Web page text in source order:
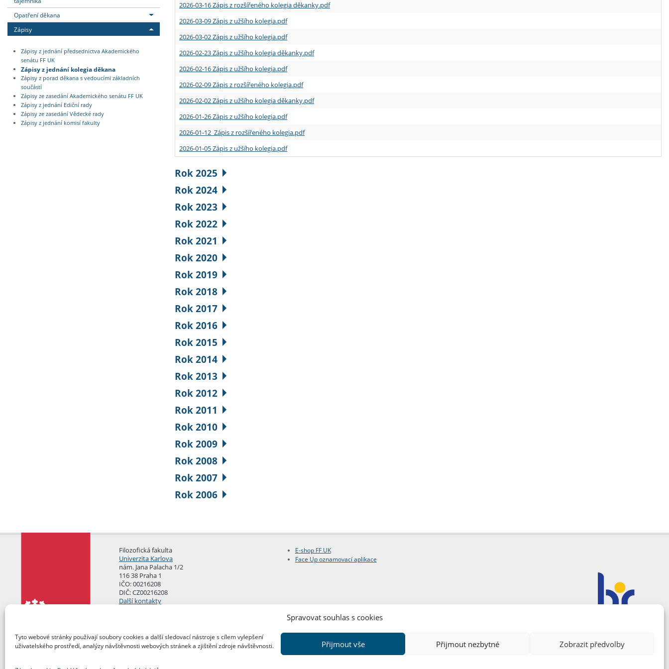
Spravovat souhlas s cookies
Tyto webové stránky používají soubory cookies a další sledovací nástroje s cílem vylepšení
uživatelského prostředí, analýzy návštěvnosti webových stránek a zjištění zdroje návštěvnosti.
Přijmout vše Přijmout nezbytné Zobrazit předvolby
Opatření děkana
Zápisy
Zápisy z jednání předsednictva Akademického
senátu FF UK
Zápisy z jednání kolegia děkana
Zápisy z porad děkana s vedoucími základních
součástí
Zápisy ze zasedání Akademického senátu FF UK
Zápisy z jednání Ediční rady
Zápisy ze zasedání Vědecké rady
Zápisy z jednání komisí fakulty
2026-03-16 Zápis z rozšířeného kolegia děkanky.pdf
2026-03-09 Zápis z užšího kolegia.pdf
2026-03-02 Zápis z užšího kolegia.pdf
2026-02-23 Zápis z užšího kolegia děkanky.pdf
2026-02-16 Zápis z užšího kolegia.pdf
2026-02-09 Zápis z rozšířeného kolegia.pdf
2026-02-02 Zápis z užšího kolegia děkanky.pdf
2026-01-26 Zápis z užšího kolegia.pdf
2026-01-12 Zápis z rozšířeného kolegia.pdf
2026-01-05 Zápis z užšího kolegia.pdf
Rok 2025
Rok 2024
Rok 2023
Rok 2022
Rok 2021
Rok 2020
Rok 2019
Rok 2018
Rok 2017
Rok 2016
Rok 2015
Rok 2014
Rok 2013
Rok 2012
Rok 2011
Rok 2010
Rok 2009
Rok 2008
Rok 2007
Rok 2006
Filozofická fakulta
Univerzita Karlova
nám. Jana Palacha 1/2
116 38 Praha 1
IČO: 00216208
DIČ: CZ00216208
Další kontakty
E-shop FF UK
Face Up oznamovací aplikace